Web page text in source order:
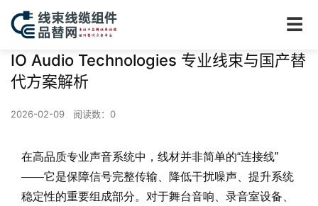
☰
IO Audio Technologies 专业线束与国产替
代方案解析
2026-02-09 阅读数： 0
在高品质专业声音系统中，线材并非简单的“连接线”
——它是保障信号完整传输、降低干扰噪声、提升系统
稳定性的重要组成部分。对于舞台音响、录音室设备、